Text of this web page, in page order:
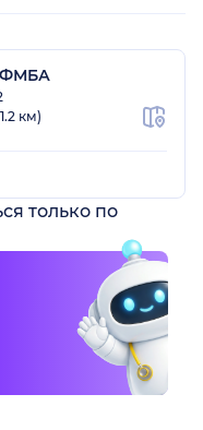
ФМБА
км)
только по